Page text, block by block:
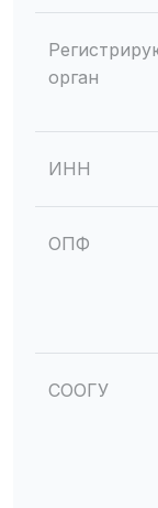
орган
ИНН
ОПФ
СООГУ